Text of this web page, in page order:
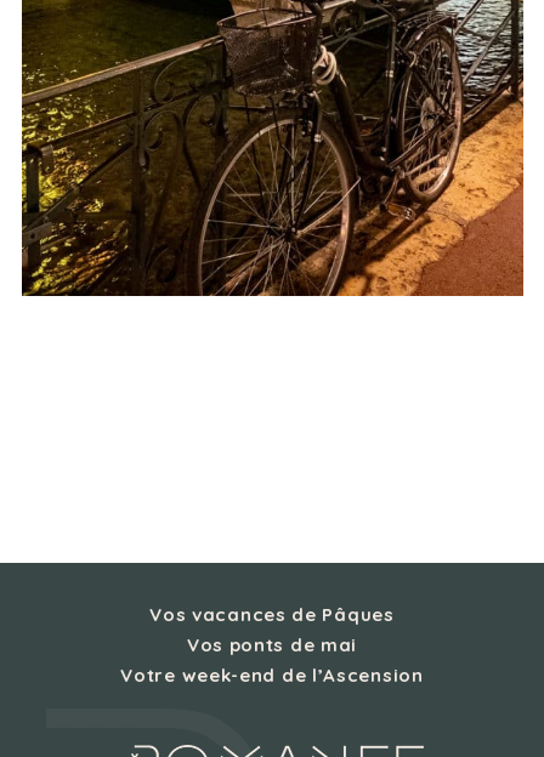
Vos vacances de Pâques
Vos ponts de mai
Votre week-end de l’Ascension